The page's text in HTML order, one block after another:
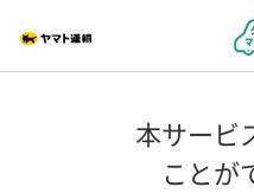
本サービ
ことが